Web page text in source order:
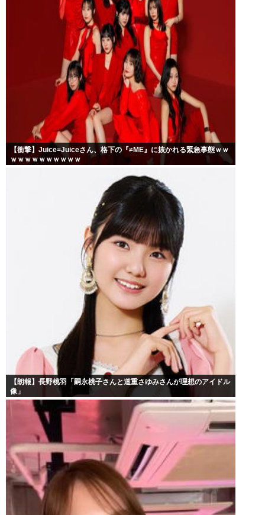
【衝撃】Juice=Juiceさん、格下の『≠ME』に抜かれる緊急事態ｗｗ
ｗｗｗｗｗｗｗｗｗｗ
【朗報】長野桃羽「嗣永桃子さんと道重さゆみさんが理想のアイドル
像」